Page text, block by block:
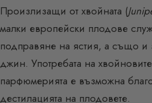
Произлизащи от хвойната (
малки европейски плодове
подправяне на ястия, а също и
джин. Употребата на
парфюмерията е възможна
дестилацията на плодовете.